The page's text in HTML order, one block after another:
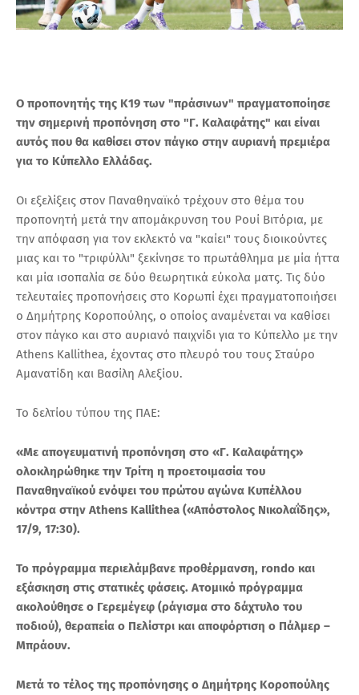
O προπονητής της Κ19 των "πράσινων" πραγματοποίησε
την σημερινή προπόνηση στο "Γ. Καλαφάτης" και είναι
αυτός που θα καθίσει στον πάγκο στην αυριανή πρεμιέρα
για το Κύπελλο Ελλάδας.
Οι εξελίξεις στον Παναθηναϊκό τρέχουν στο θέμα του
προπονητή μετά την απομάκρυνση του Ρουί Βιτόρια, με
την απόφαση για τον εκλεκτό να "καίει" τους διοικούντες
μιας και το "τριφύλλι" ξεκίνησε το πρωτάθλημα με μία ήττα
και μία ισοπαλία σε δύο θεωρητικά εύκολα ματς. Τις δύο
τελευταίες προπονήσεις στο Κορωπί έχει πραγματοποιήσει
ο Δημήτρης Κοροπούλης, ο οποίος αναμένεται να καθίσει
στον πάγκο και στο αυριανό παιχνίδι για το Κύπελλο με την
Athens Kallithea, έχοντας στο πλευρό του τους Σταύρο
Αμανατίδη και Βασίλη Αλεξίου.
Το δελτίου τύπου της ΠΑΕ:
«Με απογευματινή προπόνηση στο «Γ. Καλαφάτης»
ολοκληρώθηκε την Τρίτη η προετοιμασία του
Παναθηναϊκού ενόψει του πρώτου αγώνα Κυπέλλου
κόντρα στην Athens Kallithea («Απόστολος Νικολαΐδης»,
17/9, 17:30).
Το πρόγραμμα περιελάμβανε προθέρμανση, rondo και
εξάσκηση στις στατικές φάσεις. Ατομικό πρόγραμμα
ακολούθησε ο Γερεμέγεφ (ράγισμα στο δάχτυλο του
ποδιού), θεραπεία ο Πελίστρι και αποφόρτιση ο Πάλμερ –
Μπράουν.
Μετά το τέλος της προπόνησης ο Δημήτρης Κοροπούλης